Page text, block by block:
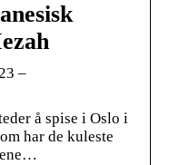
–
å spise i Oslo i
har de kuleste